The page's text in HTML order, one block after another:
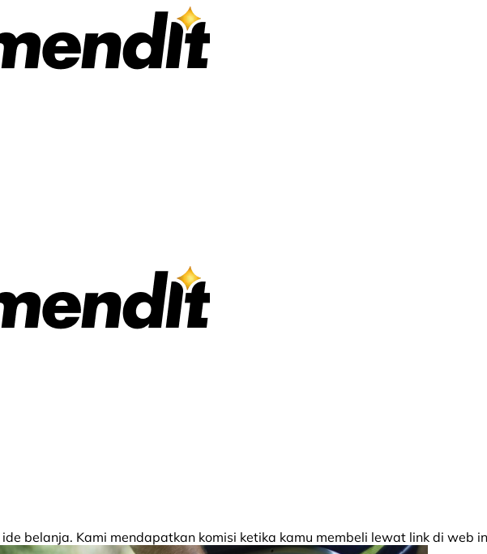
belanja. Kami mendapatkan komisi ketika kamu membeli lewat link di web